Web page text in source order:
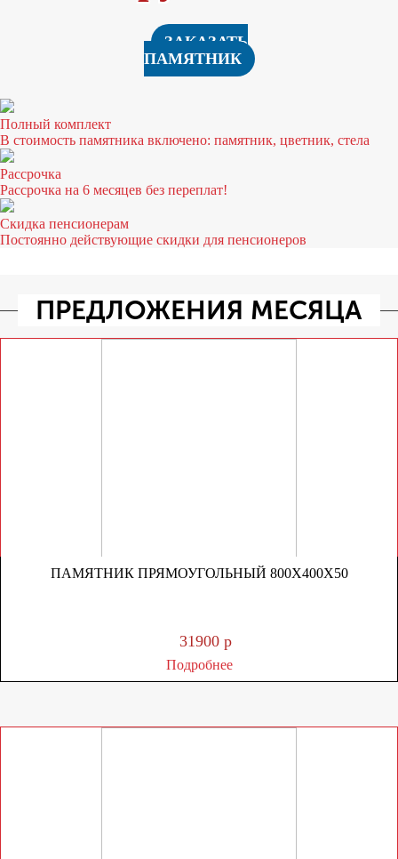
ЗАКАЗАТЬ
ПАМЯТНИК
Полный комплект
В стоимоcть памятника включено: памятник, цветник, стела
Рассрочка
Рассрочка на 6 месяцев без переплат!
Скидка пенсионерам
Постоянно действующие скидки для пенсионеров
ПРЕДЛОЖЕНИЯ МЕСЯЦА
ПАМЯТНИК ПРЯМОУГОЛЬНЫЙ 800Х400Х50
31900 р
Подробнее